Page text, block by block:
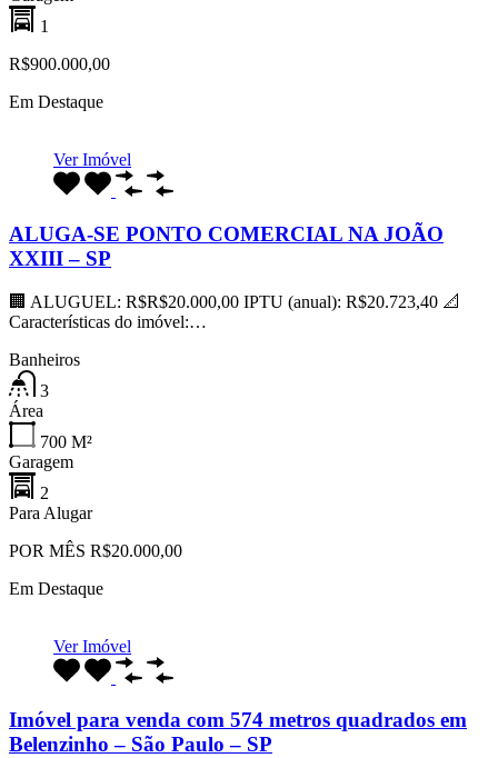
1
R$900.000,00
Em Destaque
Ver Imóvel
ALUGA-SE PONTO COMERCIAL NA JOÃO
XXIII – SP
🏢 ALUGUEL: R$R$20.000,00 IPTU (anual): R$20.723,40 📐
Características do imóvel:…
Banheiros
3
Área
700 M²
Garagem
2
Para Alugar
POR MÊS R$20.000,00
Em Destaque
Ver Imóvel
Imóvel para venda com 574 metros quadrados em
Belenzinho – São Paulo – SP